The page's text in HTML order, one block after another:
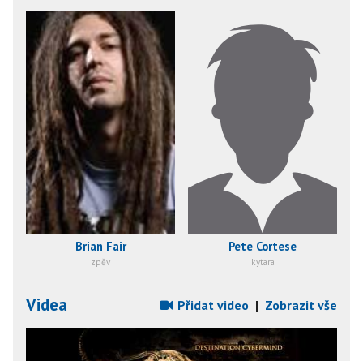
Brian Fair
zpěv
Pete Cortese
kytara
Videa Přidat video | Zobrazit vše